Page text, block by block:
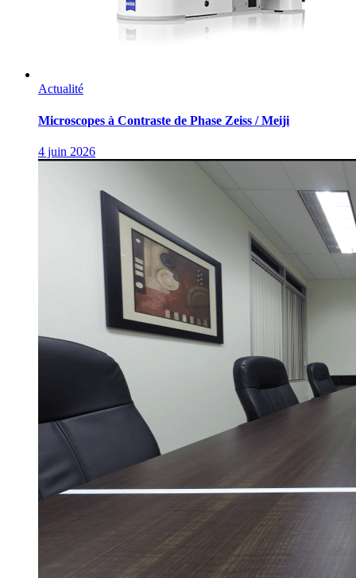
Actualité
Microscopes à Contraste de Phase Zeiss / Meiji
4 juin 2026